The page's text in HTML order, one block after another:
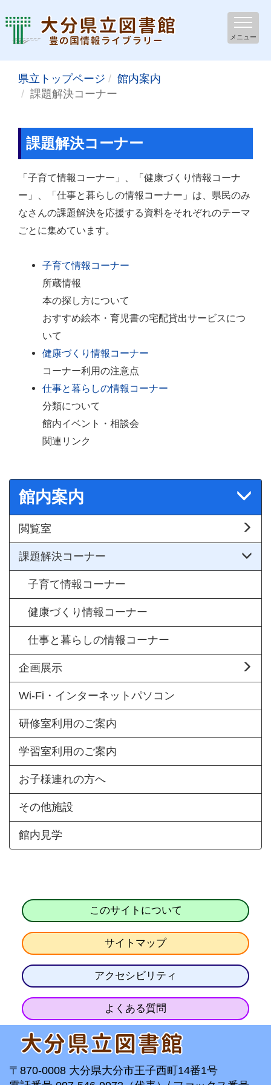
メニュー
県立トップページ
館内案内
課題解決コーナー
課題解決コーナー
「子育て情報コーナー」、「健康づくり情報コーナ
ー」、「仕事と暮らしの情報コーナー」は、県民のみ
なさんの課題解決を応援する資料をそれぞれのテーマ
ごとに集めています。
子育て情報コーナー
所蔵情報
本の探し方について
おすすめ絵本・育児書の宅配貸出サービスにつ
いて
健康づくり情報コーナー
コーナー利用の注意点
仕事と暮らしの情報コーナー
分類について
館内イベント・相談会
関連リンク
館内案内
閲覧室
課題解決コーナー
子育て情報コーナー
健康づくり情報コーナー
仕事と暮らしの情報コーナー
企画展示
Wi-Fi・インターネットパソコン
研修室利用のご案内
学習室利用のご案内
お子様連れの方へ
その他施設
館内見学
このサイトについて
サイトマップ
アクセシビリティ
よくある質問
〒870-0008 大分県大分市王子西町14番1号